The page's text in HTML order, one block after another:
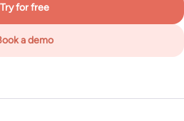
Try for free
a demo